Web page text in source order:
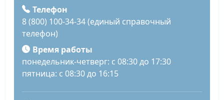
Телефон
8 (800) 100-34-34 (единый справочный
телефон)
Время работы
понедельник-четверг: с 08:30 до 17:30
пятница: с 08:30 до 16:15